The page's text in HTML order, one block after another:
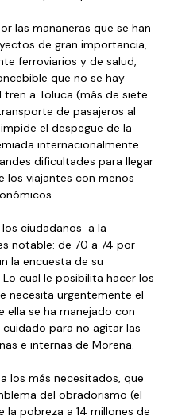
las mañaneras que se han
de gran importancia,
ferroviarios y de salud,
que no se hay
tren a Toluca (más de siete
de pasajeros al
impide el despegue de la
internacionalmente
dificultades para llegar
los viajantes con menos
ciudadanos  a la
notable: de 70 a 74 por
la encuesta de su
cual le posibilita hacer los
necesita urgentemente el
ella se ha manejado con
para no agitar las
e internas de Morena.
los más necesitados, que
del obradorismo (el
la pobreza a 14 millones de